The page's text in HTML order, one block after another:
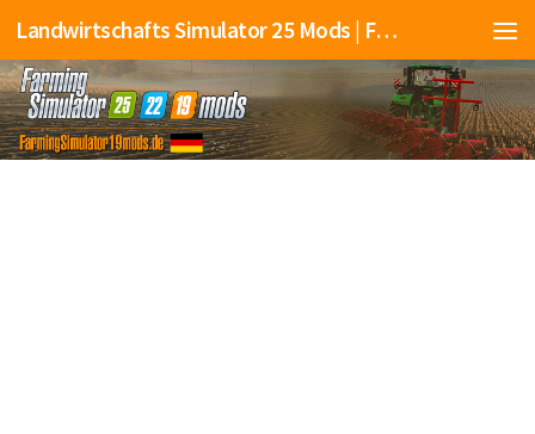
Landwirtschafts Simulator 25 Mods | Farming Simulator 25 Mods | FS25 Mods